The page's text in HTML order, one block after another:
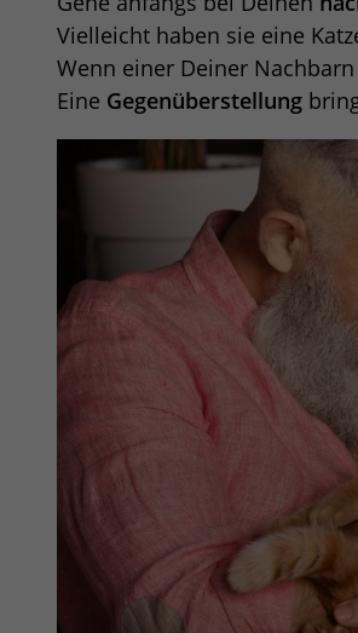
Vielleicht haben sie eine
Wenn einer Deiner
Eine Gegenüberstellung